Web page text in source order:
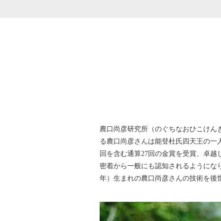
農口尚彦研究所（のぐちなおひこけん
る農口尚彦さんは能登杜氏四天王の
回を含む通算27回の金賞を受賞、卓
密着から一般にも認知されるようにな
年）生まれの農口尚彦さんの技術を後